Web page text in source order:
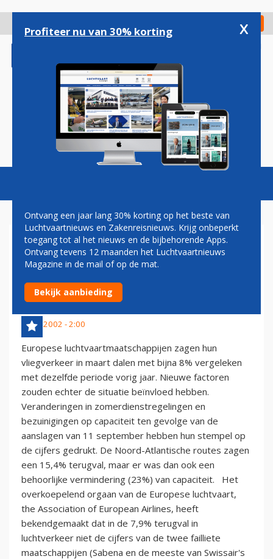
gaan
Check in
Magazine Podcasts Vacatures
EUROPESE MAATSCHAPPIJEN
ZIEN VLIEGVERKEER
TERUGVALLEN IN MAART
7 mei 2002 - 2:00
Europese luchtvaartmaatschappijen zagen hun
vliegverkeer in maart dalen met bijna 8% vergeleken
met dezelfde periode vorig jaar. Nieuwe factoren
zouden echter de situatie beïnvloed hebben.
Veranderingen in zomerdienstregelingen en
bezuinigingen op capaciteit ten gevolge van de
aanslagen van 11 september hebben hun stempel op
de cijfers gedrukt. De Noord-Atlantische routes zagen
een 15,4% terugval, maar er was dan ook een
behoorlijke vermindering (23%) van capaciteit. Het
overkoepelend orgaan van de Europese luchtvaart,
the Association of European Airlines, heeft
bekendgemaakt dat in de 7,9% terugval in
luchtverkeer niet de cijfers van de twee failliete
maatschappijen (Sabena en de meeste van Swissair's
Profiteer nu van 30% korting x
Ontvang een jaar lang 30% korting op het beste van
Luchtvaartnieuws en Zakenreisnieuws. Krijg onbeperkt
toegang tot al het nieuws en de bijbehorende Apps.
Ontvang tevens 12 maanden het Luchtvaartnieuws
Magazine in de mail of op de mat.
Bekijk aanbieding